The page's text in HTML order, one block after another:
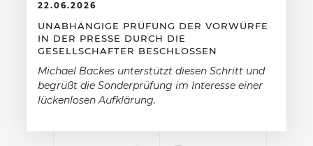
22.06.2026
UNABHÄNGIGE PRÜFUNG DER VORWÜRFE
IN DER PRESSE DURCH DIE
GESELLSCHAFTER BESCHLOSSEN
Michael Backes unterstützt diesen Schritt und
begrüßt die Sonderprüfung im Interesse einer
lückenlosen Aufklärung.